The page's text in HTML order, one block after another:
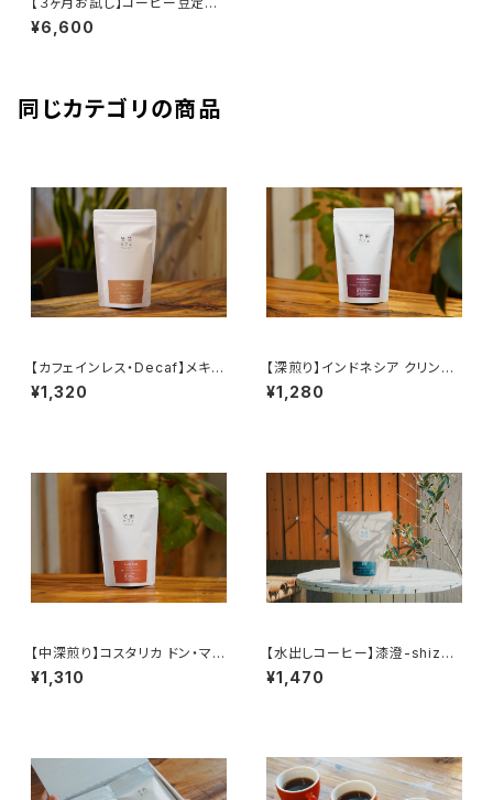
便
¥6,600
同じカテゴリの商品
【カフェインレス・Decaf】メキシ
コ チアパス（中深煎り）
¥1,320
【深煎り】インドネシア クリンチ
マウンテン コピ ジェルク スマト
ラ式 G1
¥1,280
【中深煎り】コスタリカ ドン・マヨ
ラ・ロマ農園 レッドハニー
¥1,310
【水出しコーヒー】漆澄-shizuk
u-
¥1,470